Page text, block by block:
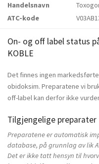
Handelsnavn
ATC-kode
On- og off label status
KOBLE
Det finnes ingen
obidoksim. Preparatene vi
off-label kan derfor ikke
Tilgjengelige preparater
Preparatene er automatisk
database, på grunnlag av lik
Det er ikke tatt hensyn til